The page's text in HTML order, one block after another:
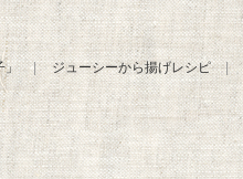
」 ジューシーから揚げレシピ